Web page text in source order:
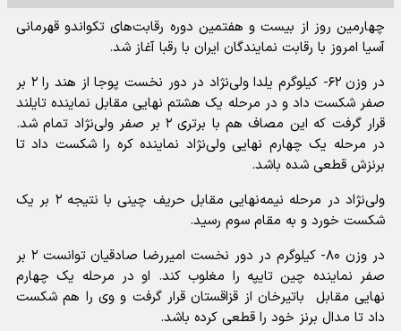
چهارمین روز از بیست و هفتمین دوره رقابت‌های تکواندو قهرمانی
آسیا امروز با رقابت نمایندگان ایران با رقبا آغاز شد.
در وزن ۶۲- کیلوگرم یلدا ولی‌نژاد در دور نخست پوجا از هند را ۲ بر
صفر شکست داد و در مرحله یک هشتم نهایی مقابل نماینده تایلند
قرار گرفت که این مصاف هم با برتری ۲ بر صفر ولی‌نژاد تمام شد.
در مرحله یک چهارم نهایی ولی‌نژاد نماینده کره را شکست داد تا
برنزش قطعی شده باشد.
ولی‌نژاد در مرحله نیمه‌نهایی مقابل حریف چینی با نتیجه ۲ بر یک
شکست خورد و به مقام سوم رسید.
در وزن ۸۰- کیلوگرم در دور نخست امیررضا صادقیان توانست ۲ بر
صفر نماینده چین تایپه را مغلوب کند. او در مرحله یک چهارم
نهایی مقابل ‌ باتیرخان از قزاقستان قرار گرفت و وی را هم شکست
داد تا مدال برنز خود را قطعی کرده باشد.